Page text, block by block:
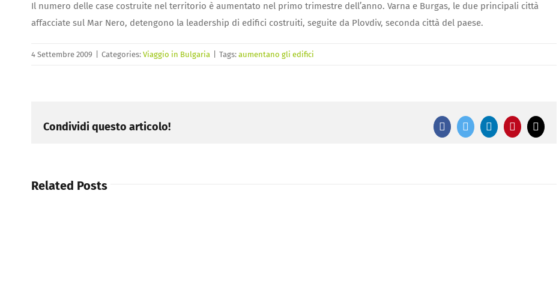
Il numero delle case costruite nel territorio è aumentato nel primo trimestre dell’anno. Varna e Burgas, le due principali città
affacciate sul Mar Nero, detengono la leadership di edifici costruiti, seguite da Plovdiv, seconda città del paese.
4 Settembre 2009 Categories: Viaggio in Bulgaria Tags: aumentano gli edifici
Condividi questo articolo! Facebook
TwitterLinkedInPinterestEmail
Related Posts